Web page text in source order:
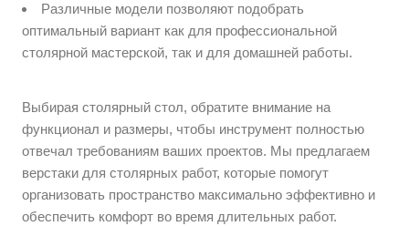
Различные модели позволяют подобрать
оптимальный вариант как для профессиональной
столярной мастерской, так и для домашней работы.
Выбирая столярный стол, обратите внимание на
функционал и размеры, чтобы инструмент полностью
отвечал требованиям ваших проектов. Мы предлагаем
верстаки для столярных работ, которые помогут
организовать пространство максимально эффективно и
обеспечить комфорт во время длительных работ.